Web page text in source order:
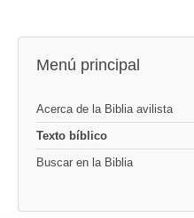
Menú principal
Acerca de la Biblia avilista
Texto bíblico
Buscar en la Biblia